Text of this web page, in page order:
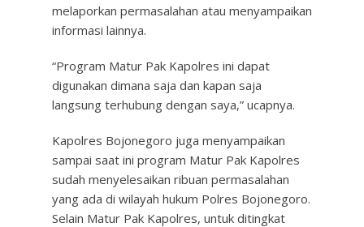
melaporkan permasalahan atau menyampaikan
informasi lainnya.
“Program Matur Pak Kapolres ini dapat
digunakan dimana saja dan kapan saja
langsung terhubung dengan saya,” ucapnya.
Kapolres Bojonegoro juga menyampaikan
sampai saat ini program Matur Pak Kapolres
sudah menyelesaikan ribuan permasalahan
yang ada di wilayah hukum Polres Bojonegoro.
Selain Matur Pak Kapolres, untuk ditingkat